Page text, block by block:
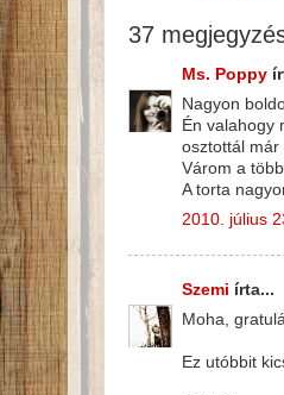
37
Ms. Poppy
Nagyon
Én valahogy
osztottál már
Várom a
A torta
2010. július
Szemi írta...
Moha,
Ez utóbbit